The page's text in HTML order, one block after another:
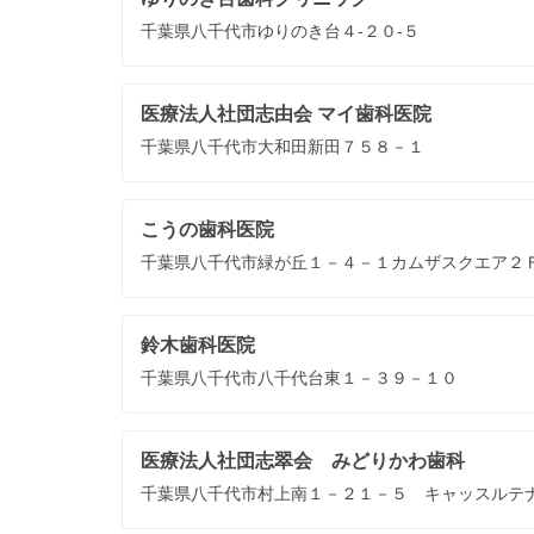
千葉県八千代市ゆりのき台４‐２０‐５
医療法人社団志由会 マイ歯科医院
千葉県八千代市大和田新田７５８－１
こうの歯科医院
千葉県八千代市緑が丘１－４－１カムザスクエア２
鈴木歯科医院
千葉県八千代市八千代台東１－３９－１０
医療法人社団志翠会 みどりかわ歯科
千葉県八千代市村上南１－２１－５ キャッスルテ